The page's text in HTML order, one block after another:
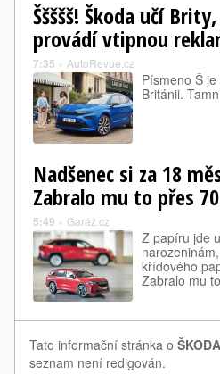
Ššššš! Škoda učí
provádí vtipnou
7:35 » AutoRevue.cz
Písmeno Š
Británii.
Nadšenec si za 18
Zabralo mu to přes
5:49 » Garáž.cz
Z papíru jde
křídového
Zabralo mu
Tato informační stránka o
seznam není redigován.